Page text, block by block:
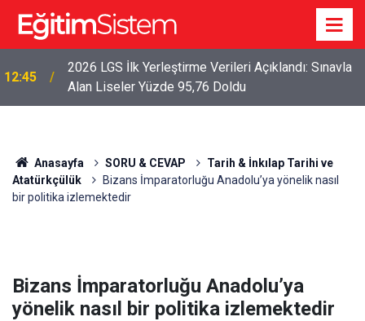
12:45
2026 LGS İlk Yerleştirme Verileri Açıklandı: Sınavla
Alan Liseler Yüzde 95,76 Doldu
Anasayfa SORU & CEVAP
Tarih & İnkılap Tarihi ve
Atatürkçülük
Bizans İmparatorluğu Anadolu’ya yönelik nasıl
bir politika izlemektedir
Bizans İmparatorluğu Anadolu’ya
yönelik nasıl bir politika izlemektedir